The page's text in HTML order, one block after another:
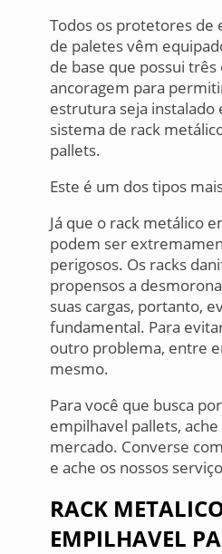
Todos os protetores de
de paletes vêm
de base que possui
ancoragem para
estrutura seja instalado
sistema de rack
pallets.
Este é um dos tipos
Já que o rack metálico
podem ser
perigosos. Os racks
propensos a
suas cargas, portanto,
fundamental. Para
outro problema, entre
mesmo.
Para você que busca
empilhavel pallets,
mercado. Converse
e ache os nossos
RACK
EMPILHAVEL